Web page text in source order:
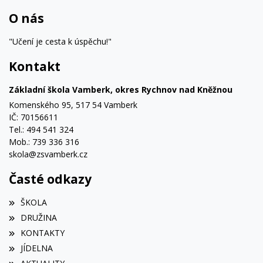
O nás
"Učení je cesta k úspěchu!"
Kontakt
Základní škola Vamberk, okres Rychnov nad Kněžnou
Komenského 95, 517 54 Vamberk
IČ: 70156611
Tel.: 494 541 324
Mob.: 739 336 316
skola@zsvamberk.cz
Časté odkazy
ŠKOLA
DRUŽINA
KONTAKTY
JÍDELNA